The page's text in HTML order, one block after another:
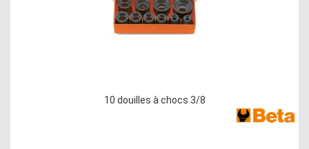
10 douilles à chocs 3/8